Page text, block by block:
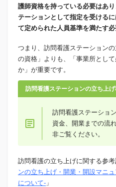
護師資格を持っている必要はあ
テーションとして指定を受ける
て定められた人員基準を満たす必
つまり、訪問看護ステーション
の資格」よりも、「事業所とし
か」が重要です。
訪問看護ステーションの立ち上
訪問看護ステーショ
資金、開業までの流
非ご覧ください。
訪問看護の立ち上げに関する参考
ンの立ち上げ・開業・開設マニ
について- 」